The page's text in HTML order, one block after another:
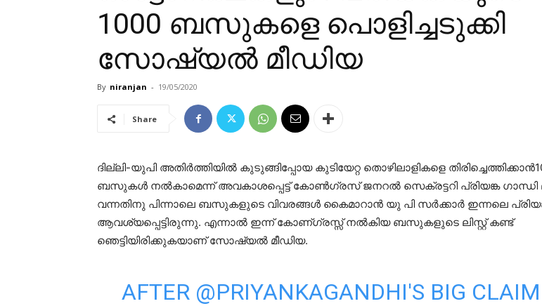
1000 ബസുകളെ പൊളിച്ചടുക്കി
സോഷ്യൽ മീഡിയ
By niranjan - 19/05/2020
Share
ദില്ലി-യുപി അതിർത്തിയിൽ കുടുങ്ങിപ്പോയ കുടിയേറ്റ തൊഴിലാളികളെ
ബസുകൾ നൽകാമെന്ന് അവകാശപ്പെട്ട് കോൺഗ്രസ് ജനറൽ സെക്രട്ടറി പ്രിയങ്ക ഗാന്ധി
വന്നതിനു പിന്നാലെ ബസുകളുടെ വിവരങ്ങൾ കൈമാറാൻ യു പി സർക്കാർ ഇന്നലെ
ആവശ്യപ്പെട്ടിരുന്നു. എന്നാൽ ഇന്ന് കോണ്ഗ്രസ്സ് നൽകിയ ബസുകളുടെ ലിസ്റ്റ് കണ്ട്
ഞെട്ടിയിരിക്കുകയാണ് സോഷ്യൽ മീഡിയ.
AFTER @PRIYANKAGANDHI'S BIG CLAIM